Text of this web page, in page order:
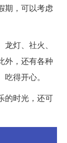
期，可以考虑
灯、社火、
外，还有各种
得开心。
的时光，还可